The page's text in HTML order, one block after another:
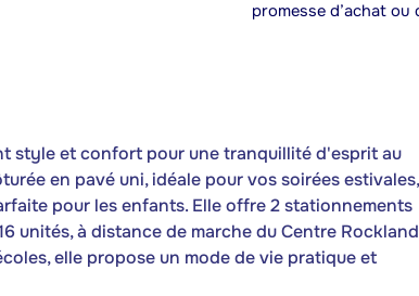
promesse d’achat ou
style et confort pour une tranquillité d'esprit au
en pavé uni, idéale pour vos soirées estivales,
pour les enfants. Elle offre 2 stationnements
unités, à distance de marche du Centre
elle propose un mode de vie pratique et